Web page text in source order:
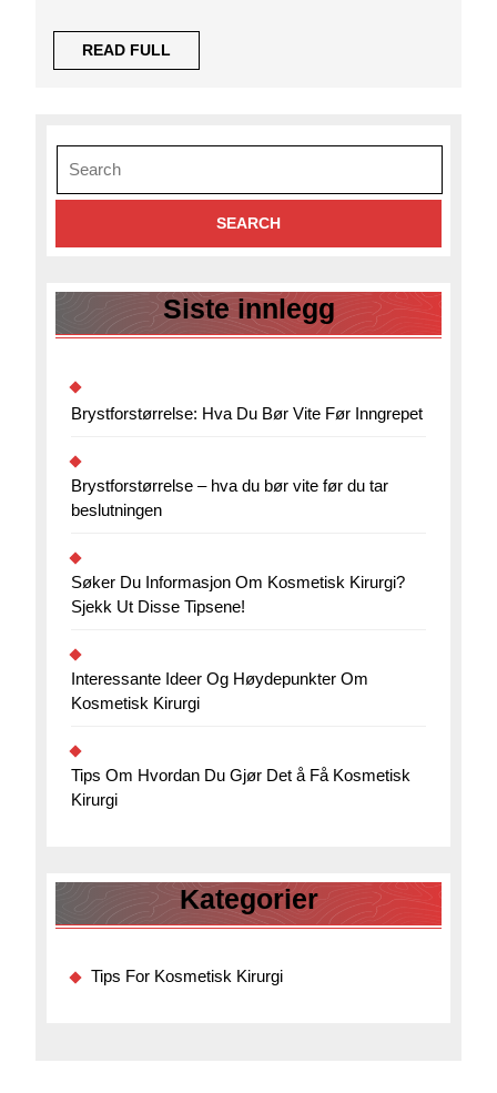
READ FULL
FULL
Search
for:
Siste innlegg
Brystforstørrelse: Hva Du Bør Vite Før Inngrepet
Brystforstørrelse – hva du bør vite før du tar
beslutningen
Søker Du Informasjon Om Kosmetisk Kirurgi?
Sjekk Ut Disse Tipsene!
Interessante Ideer Og Høydepunkter Om
Kosmetisk Kirurgi
Tips Om Hvordan Du Gjør Det å Få Kosmetisk
Kirurgi
Kategorier
Tips For Kosmetisk Kirurgi